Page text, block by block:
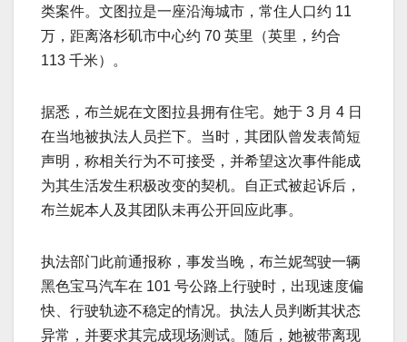
类案件。文图拉是一座沿海城市，常住人口约 11
万，距离洛杉矶市中心约 70 英里（英里，约合
113 千米）。
据悉，布兰妮在文图拉县拥有住宅。她于 3 月 4 日
在当地被执法人员拦下。当时，其团队曾发表简短
声明，称相关行为不可接受，并希望这次事件能成
为其生活发生积极改变的契机。自正式被起诉后，
布兰妮本人及其团队未再公开回应此事。
执法部门此前通报称，事发当晚，布兰妮驾驶一辆
黑色宝马汽车在 101 号公路上行驶时，出现速度偏
快、行驶轨迹不稳定的情况。执法人员判断其状态
异常，并要求其完成现场测试。随后，她被带离现